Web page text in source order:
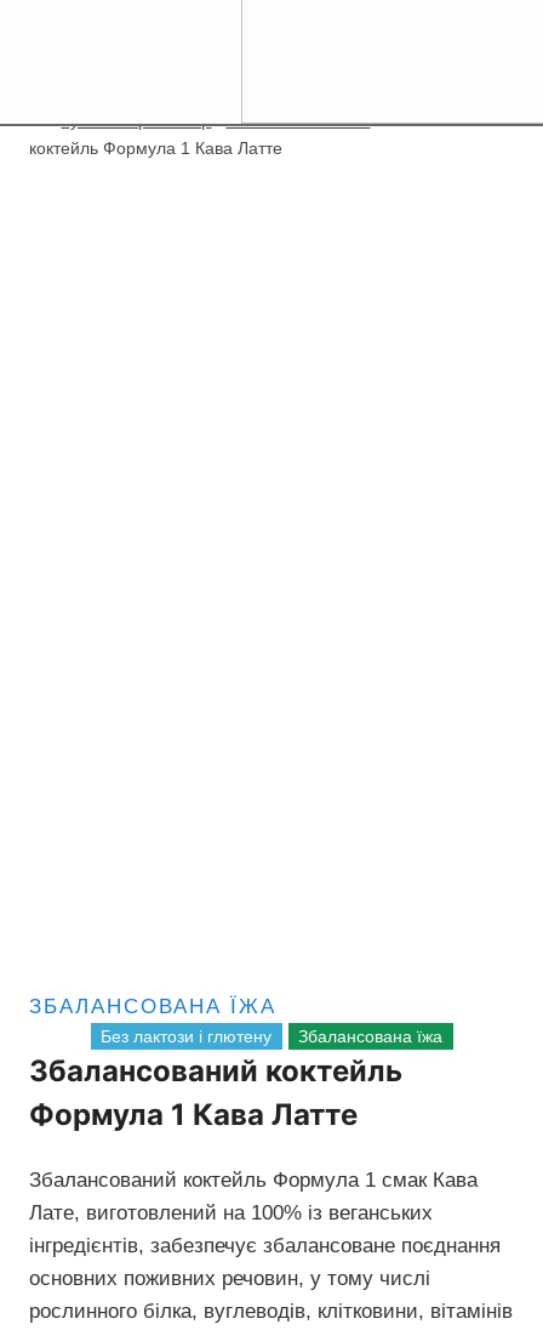
/ Купити Гербалайф / Збалансована їжа / Збалансований
коктейль Формула 1 Кава Латте
ЗБАЛАНСОВАНА ЇЖА
Без лактози і глютену Збалансована їжа
Збалансований коктейль
Формула 1 Кава Латте
Збалансований коктейль Формула 1 смак Кава
Лате, виготовлений ​​на 100% із веганських
інгредієнтів, забезпечує збалансоване поєднання
основних поживних речовин, у тому числі
рослинного білка, вуглеводів, клітковини, вітамінів